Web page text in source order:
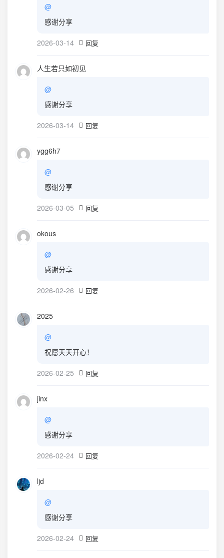
@
感谢分享
2026-03-14 回复
人生若只如初见
@
感谢分享
2026-03-14 回复
ygg6h7
@
感谢分享
2026-03-05 回复
okous
@
感谢分享
2026-02-26 回复
2025
@
祝愿天天开心！
2026-02-25 回复
jinx
@
感谢分享
2026-02-24 回复
ljd
@
感谢分享
2026-02-24 回复